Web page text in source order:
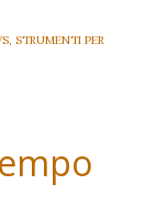
, STRUMENTI PER